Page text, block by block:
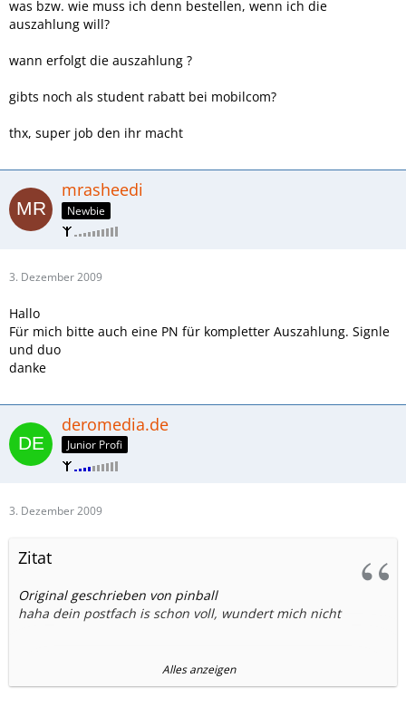
was bzw. wie muss ich denn bestellen, wenn ich die
auszahlung will?
wann erfolgt die auszahlung ?
gibts noch als student rabatt bei mobilcom?
thx, super job den ihr macht
mrasheedi
Newbie
3. Dezember 2009
Hallo
Für mich bitte auch eine PN für kompletter Auszahlung. Signle
und duo
danke
deromedia.de
Junior Profi
3. Dezember 2009
Zitat
Original geschrieben von pinball
haha dein postfach is schon voll, wundert mich nicht
was bzw. wie muss ich denn bestellen, wenn ich die
auszahlung will?
Alles anzeigen